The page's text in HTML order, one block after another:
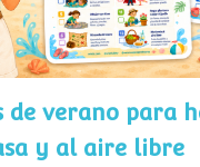
de verano para
y al aire libre